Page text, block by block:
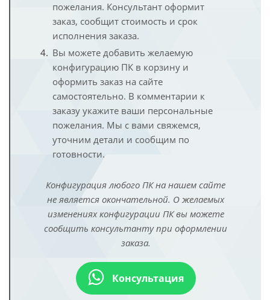
пожелания. Консультант оформит
заказ, сообщит стоимость и срок
исполнения заказа.
Вы можете добавить желаемую
конфигурацию ПК в корзину и
оформить заказ на сайте
самостоятельно. В комментарии к
заказу укажите ваши персональные
пожелания. Мы с вами свяжемся,
уточним детали и сообщим по
готовности.
Конфигурация любого ПК на нашем сайте
не является окончательной. О желаемых
изменениях конфигурации ПК вы можете
сообщить консультанту при оформлении
заказа.
Консультация